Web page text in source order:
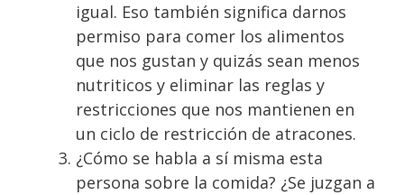
igual. Eso también significa darnos
permiso para comer los alimentos
que nos gustan y quizás sean menos
nutriticos y eliminar las reglas y
restricciones que nos mantienen en
un ciclo de restricción de atracones.⁣⁣
¿Cómo se habla a sí misma esta
persona sobre la comida? ¿Se juzgan a